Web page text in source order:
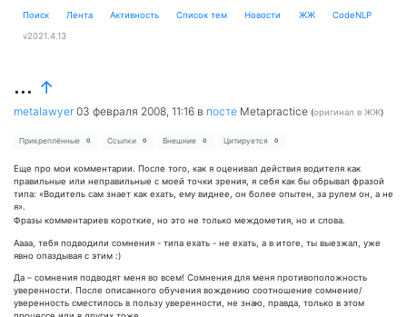
Поиск Лента Активность Cписок тем Новости ЖЖ CodeNLP
v2021.4.13
... ↑
metalawyer 03 февраля 2008, 11:16 в посте Metapractice (оригинал в ЖЖ)
Прикреплённые 0 Ссылки 0 Внешние 0 Цитируется 0
Еще про мои комментарии. После того, как я оценивал действия водителя как
правильные или неправильные с моей точки зрения, я себя как бы обрывал фразой
типа: «Водитель сам знает как ехать, ему виднее, он более опытен, за рулем он, а не
я».
Фразы комментариев короткие, но это не только междометия, но и слова.
Аааа, тебя подводили сомнения - типа ехать - не ехать, а в итоге, ты выезжал, уже
явно опаздывая с этим :)
Да – сомнения подводят меня во всем! Сомнения для меня противоположность
уверенности. После описанного обучения вождению соотношение сомнение/
уверенность сместилось в пользу уверенности, не знаю, правда, только в этом